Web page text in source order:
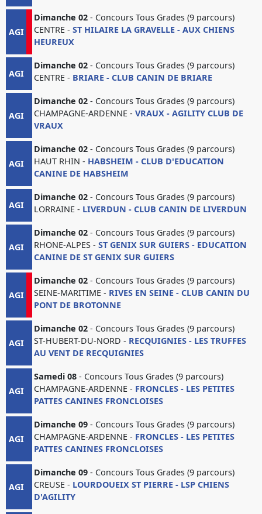
AGI
Dimanche 02 - Concours Tous Grades (9 parcours)
CENTRE -ST HILAIRE LA GRAVELLE - AUX CHIENS
HEUREUX
AGI
Dimanche 02 - Concours Tous Grades (9 parcours)
CENTRE - BRIARE - CLUB CANIN DE BRIARE
AGI
Dimanche 02 - Concours Tous Grades (9 parcours)
CHAMPAGNE-ARDENNE -VRAUX - AGILITY CLUB DE
VRAUX
AGI
Dimanche 02 - Concours Tous Grades (9 parcours)
HAUT RHIN - HABSHEIM - CLUB D'EDUCATION
CANINE DE HABSHEIM
AGI
Dimanche 02 - Concours Tous Grades (9 parcours)
LORRAINE - LIVERDUN - CLUB CANIN DE LIVERDUN
AGI
Dimanche 02 - Concours Tous Grades (9 parcours)
RHONE-ALPES -ST GENIX SUR GUIERS - EDUCATION
CANINE DE ST GENIX SUR GUIERS
AGI
Dimanche 02 - Concours Tous Grades (9 parcours)
SEINE-MARITIME - RIVES EN SEINE - CLUB CANIN DU
PONT DE BROTONNE
AGI
Dimanche 02 - Concours Tous Grades (9 parcours)
ST-HUBERT-DU-NORD - RECQUIGNIES - LES TRUFFES
AU VENT DE RECQUIGNIES
AGI
Samedi 08 - Concours Tous Grades (9 parcours)
CHAMPAGNE-ARDENNE - FRONCLES - LES PETITES
PATTES CANINES FRONCLOISES
AGI
Dimanche 09 - Concours Tous Grades (9 parcours)
CHAMPAGNE-ARDENNE - FRONCLES - LES PETITES
PATTES CANINES FRONCLOISES
AGI
Dimanche 09 - Concours Tous Grades (9 parcours)
CREUSE - LOURDOUEIX ST PIERRE - LSP CHIENS
D'AGILITY